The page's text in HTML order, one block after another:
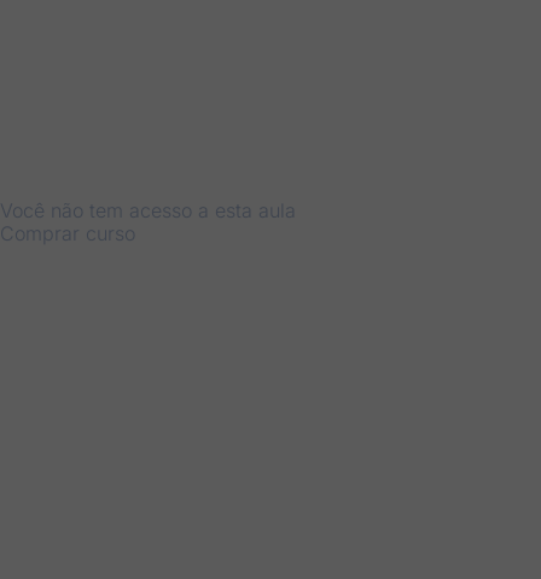
Você não tem acesso a esta aula
Comprar curso